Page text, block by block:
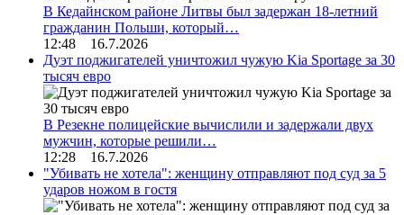
В Кедайнском районе Литвы был задержан 18-летний
гражданин Польши, который…
12:48 16.7.2026
Дуэт поджигателей уничтожил чужую Kia Sportage за 30
тысяч евро
В Резекне полицейские вычислили и задержали двух
мужчин, которые решили…
12:28 16.7.2026
"Убивать не хотела": женщину отправляют под суд за 5
ударов ножом в гостя